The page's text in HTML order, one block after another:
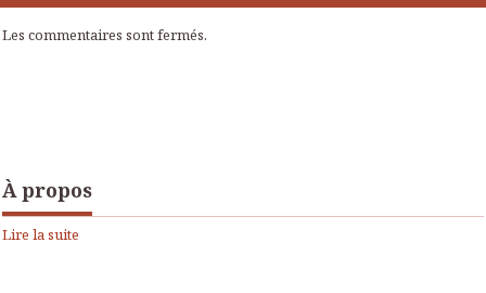
Les commentaires sont fermés.
À propos
Lire la suite